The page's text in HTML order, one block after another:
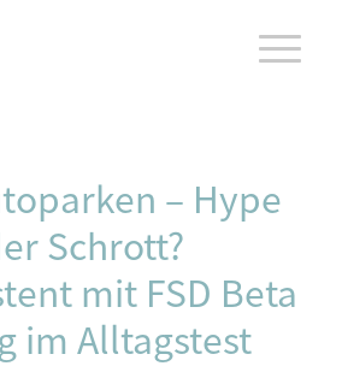
– Hype
Schrott?
mit FSD Beta
im Alltagstest